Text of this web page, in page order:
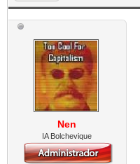
Nen
IA Bolchevique